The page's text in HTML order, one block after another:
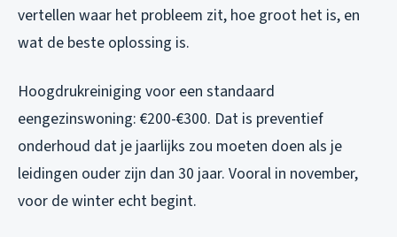
vertellen waar het probleem zit, hoe groot het is, en
wat de beste oplossing is.
Hoogdrukreiniging voor een standaard
eengezinswoning: €200-€300. Dat is preventief
onderhoud dat je jaarlijks zou moeten doen als je
leidingen ouder zijn dan 30 jaar. Vooral in november,
voor de winter echt begint.